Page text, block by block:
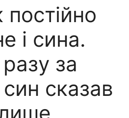
постійно
і сина.
за
сказав